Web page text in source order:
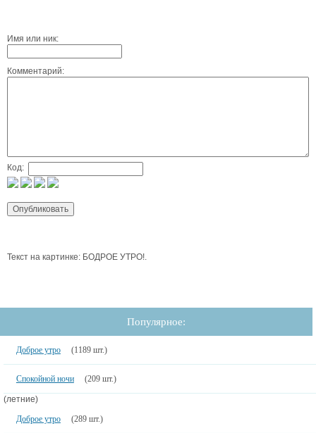
Имя или ник:
Комментарий:
Код:
Текст на картинке: БОДРОЕ УТРО!.
Популярное:
Доброе утро (1189 шт.)
Спокойной ночи (209 шт.)
(летние)
Доброе утро
(289 шт.)